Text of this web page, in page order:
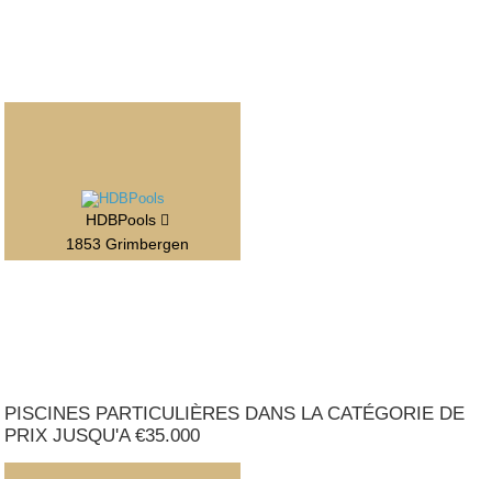
HDBPools
1853 Grimbergen
PISCINES PARTICULIÈRES DANS LA CATÉGORIE DE
PRIX JUSQU'A €35.000